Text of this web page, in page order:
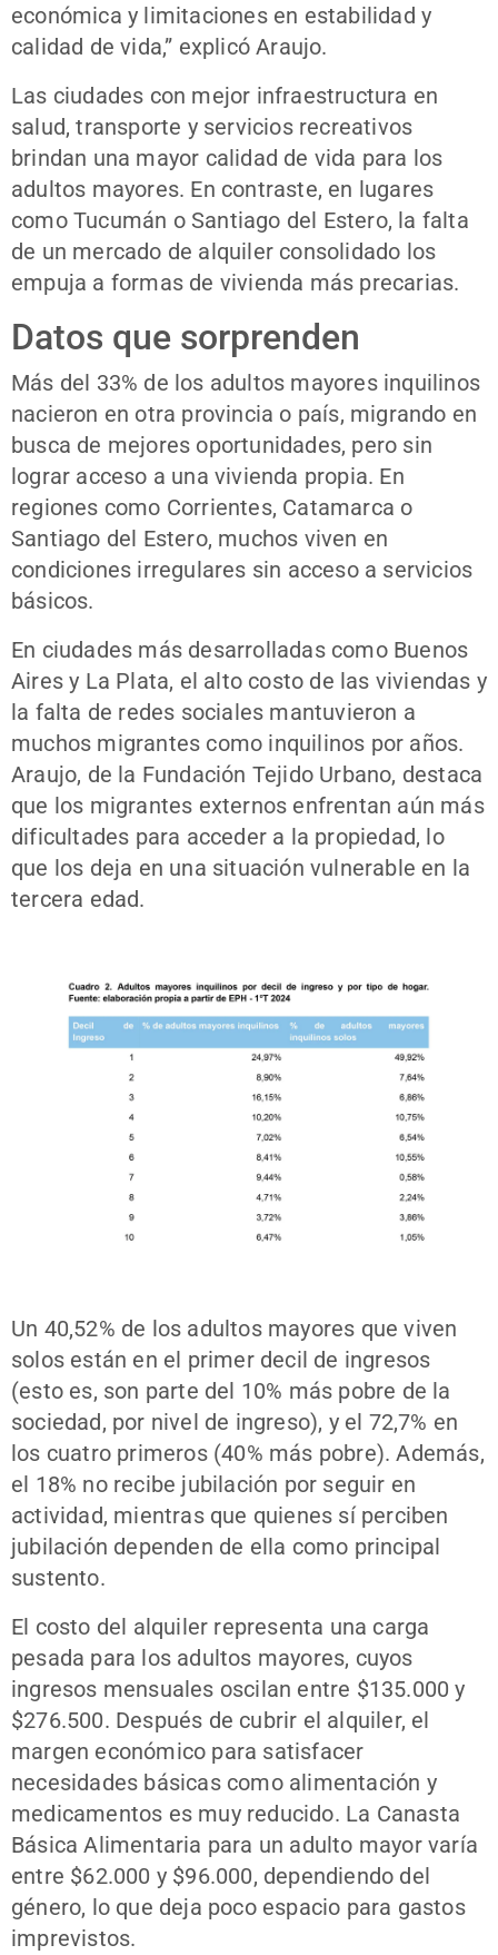
económica y limitaciones en estabilidad y
calidad de vida,” explicó Araujo.
Las ciudades con mejor infraestructura en
salud, transporte y servicios recreativos
brindan una mayor calidad de vida para los
adultos mayores. En contraste, en lugares
como Tucumán o Santiago del Estero, la falta
de un mercado de alquiler consolidado los
empuja a formas de vivienda más precarias.
Datos que sorprenden
Más del 33% de los adultos mayores inquilinos
nacieron en otra provincia o país, migrando en
busca de mejores oportunidades, pero sin
lograr acceso a una vivienda propia. En
regiones como Corrientes, Catamarca o
Santiago del Estero, muchos viven en
condiciones irregulares sin acceso a servicios
básicos.
En ciudades más desarrolladas como Buenos
Aires y La Plata, el alto costo de las viviendas y
la falta de redes sociales mantuvieron a
muchos migrantes como inquilinos por años.
Araujo, de la Fundación Tejido Urbano, destaca
que los migrantes externos enfrentan aún más
dificultades para acceder a la propiedad, lo
que los deja en una situación vulnerable en la
tercera edad.
Un 40,52% de los adultos mayores que viven
solos están en el primer decil de ingresos
(esto es, son parte del 10% más pobre de la
sociedad, por nivel de ingreso), y el 72,7% en
los cuatro primeros (40% más pobre). Además,
el 18% no recibe jubilación por seguir en
actividad, mientras que quienes sí perciben
jubilación dependen de ella como principal
sustento.
El costo del alquiler representa una carga
pesada para los adultos mayores, cuyos
ingresos mensuales oscilan entre $135.000 y
$276.500. Después de cubrir el alquiler, el
margen económico para satisfacer
necesidades básicas como alimentación y
medicamentos es muy reducido. La Canasta
Básica Alimentaria para un adulto mayor varía
entre $62.000 y $96.000, dependiendo del
género, lo que deja poco espacio para gastos
imprevistos.